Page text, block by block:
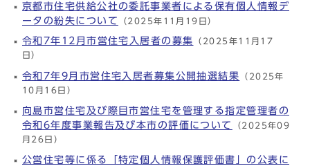
京都市住宅供給公社の委託事業者による保有個人情報デ
ータの紛失について
（2025年11月19日）
令和7年12月市営住宅入居者の募集 （2025年11月17
日）
令和7年9月市営住宅入居者募集公開抽選結果
（2025年
10月16日）
向島市営住宅及び際目市営住宅を管理する指定管理者の
令和6年度事業報告及び本市の評価について
（2025年09
月26日）
公営住宅等に係る「特定個人情報保護評価書」の公表に